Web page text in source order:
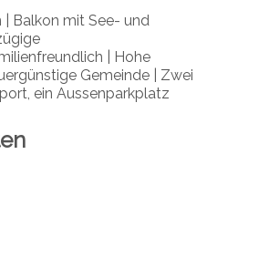
| Balkon mit See- und
Hohe
Gemeinde | Zwei
ein Aussenparkplatz